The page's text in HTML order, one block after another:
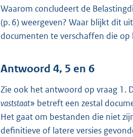
Waarom concludeert de
(p. 6) weergeven? Waar blijkt dit
documenten te verschaffen die op
Antwoord 4, 5 en 6
Zie ook het antwoord op vraag 1.
vaststaat» betreft een zestal
Het gaat om bestanden die niet
definitieve of latere versies